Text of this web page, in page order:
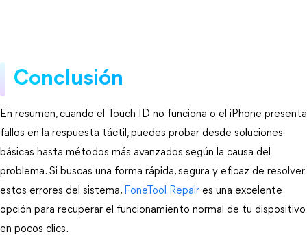
Conclusión
En resumen, cuando el Touch ID no funciona o el iPhone presenta
fallos en la respuesta táctil, puedes probar desde soluciones
básicas hasta métodos más avanzados según la causa del
problema. Si buscas una forma rápida, segura y eficaz de resolver
estos errores del sistema, FoneTool Repair es una excelente
opción para recuperar el funcionamiento normal de tu dispositivo
en pocos clics.